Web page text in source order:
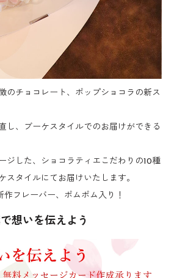
のチョコレート、ポップショコラの新ス
し、ブーケスタイルでのお届けができる
ジした、ショコラティエこだわりの10種
スタイルにてお届けいたします。
フレーバー、ポムポム入り！
想いを伝えよう